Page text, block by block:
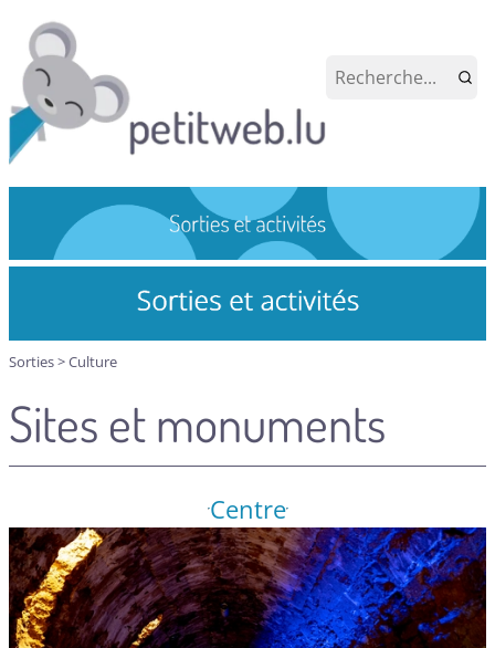
Sorties>Culture
Sites et monuments
Centre